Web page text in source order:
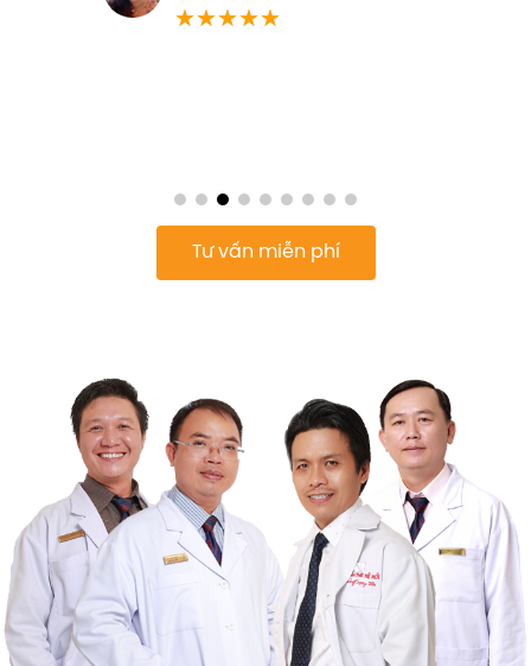
★★★★★
Tư vấn miễn phí